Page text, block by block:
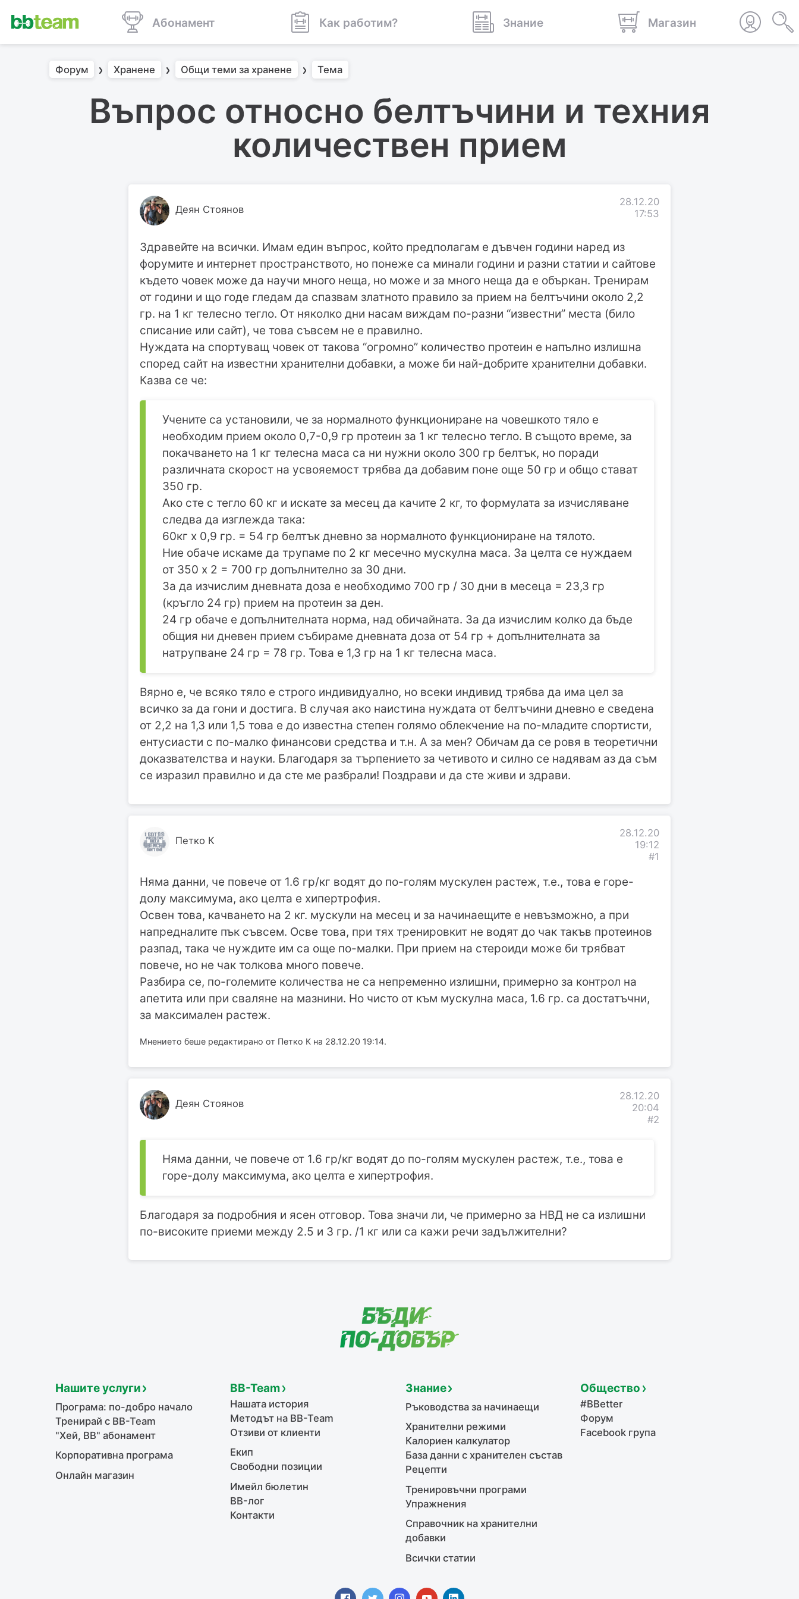
Абонамент Как работим? Знание Магазин
Форум Хранене Общи теми за хранене Тема
Въпрос относно белтъчини и техния
количествен прием
Деян Стоянов
28.12.20
17:53
Здравейте на всички. Имам един въпрос, който предполагам е дъвчен години наред из
форумите и интернет пространството, но понеже са минали години и разни статии и сайтове
където човек може да научи много неща, но може и за много неща да е объркан. Тренирам
от години и що годе гледам да спазвам златното правило за прием на белтъчини около 2,2
гр. на 1 кг телесно тегло. От няколко дни насам виждам по-разни “известни” места (било
списание или сайт), че това съвсем не е правилно.
Нуждата на спортуващ човек от такова “огромно” количество протеин е напълно излишна
според сайт на известни хранителни добавки, а може би най-добрите хранителни добавки.
Казва се че:
Учените са установили, че за нормалното функциониране на човешкото тяло е
необходим прием около 0,7-0,9 гр протеин за 1 кг телесно тегло. В същото време, за
покачването на 1 кг телесна маса са ни нужни около 300 гр белтък, но поради
различната скорост на усвояемост трябва да добавим поне още 50 гр и общо стават
350 гр.
Ако сте с тегло 60 кг и искате за месец да качите 2 кг, то формулата за изчисляване
следва да изглежда така:
60кг х 0,9 гр. = 54 гр белтък дневно за нормалното функциониране на тялото.
Ние обаче искаме да трупаме по 2 кг месечно мускулна маса. За целта се нуждаем
от 350 х 2 = 700 гр допълнително за 30 дни.
За да изчислим дневната доза е необходимо 700 гр / 30 дни в месеца = 23,3 гр
(кръгло 24 гр) прием на протеин за ден.
24 гр обаче е допълнителната норма, над обичайната. За да изчислим колко да бъде
общия ни дневен прием събираме дневната доза от 54 гр + допълнителната за
натрупване 24 гр = 78 гр. Това е 1,3 гр на 1 кг телесна маса.
Вярно е, че всяко тяло е строго индивидуално, но всеки индивид трябва да има цел за
всичко за да гони и достига. В случая ако наистина нуждата от белтъчини дневно е сведена
от 2,2 на 1,3 или 1,5 това е до известна степен голямо облекчение на по-младите спортисти,
ентусиасти с по-малко финансови средства и т.н. А за мен? Обичам да се ровя в теоретични
доказвателства и науки. Благодаря за търпението за четивото и силно се надявам аз да съм
се изразил правилно и да сте ме разбрали! Поздрави и да сте живи и здрави.
Петко К
28.12.20
19:12
#1
Няма данни, че повече от 1.6 гр/кг водят до по-голям мускулен растеж, т.е., това е горе-
долу максимума, ако целта е хипертрофия.
Освен това, качването на 2 кг. мускули на месец и за начинаещите е невъзможно, а при
напредналите пък съвсем. Осве това, при тях тренировкит не водят до чак такъв протеинов
разпад, така че нуждите им са още по-малки. При прием на стероиди може би трябват
повече, но не чак толкова много повече.
Разбира се, по-големите количества не са непременно излишни, примерно за контрол на
апетита или при сваляне на мазнини. Но чисто от към мускулна маса, 1.6 гр. са достатъчни,
за максимален растеж.
Мнението беше редактирано от Петко К на 28.12.20 19:14.
Деян Стоянов
28.12.20
20:04
#2
Няма данни, че повече от 1.6 гр/кг водят до по-голям мускулен растеж, т.е., това е
горе-долу максимума, ако целта е хипертрофия.
Благодаря за подробния и ясен отговор. Това значи ли, че примерно за НВД не са излишни
по-високите приеми между 2.5 и 3 гр. /1 кг или са кажи речи задължителни?
Нашите услуги
Програма: по-добро начало
Тренирай с BB-Team
"Хей, ВВ" абонамент
Корпоративна програма
Онлайн магазин
BB-Team
Нашата история
Методът на BB-Team
Отзиви от клиенти
Екип
Свободни позиции
Имейл бюлетин
BB-лог
Контакти
Знание
Ръководства за начинаещи
Хранителни режими
Калориен калкулатор
База данни с хранителен състав
Рецепти
Тренировъчни програми
Упражнения
Справочник на хранителни
добавки
Всички статии
Общество
#BBetter
Форум
Facebook група